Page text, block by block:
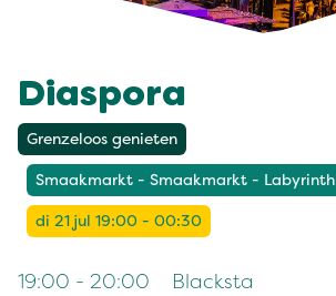
Diaspora
Grenzeloos genieten
Smaakmarkt - Smaakmarkt - Labyrinth
di 21 jul 19:00 - 00:30
19:00 - 20:00 Blacksta